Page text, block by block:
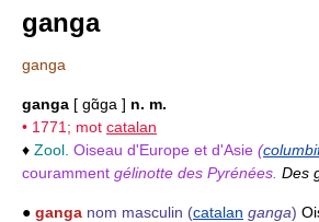
ganga
ganga
ganga [ gɑ̃ga ] n. m.
• 1771; mot catalan
♦ Zool. Oiseau d'Europe et d'Asie (
couramment gélinotte des Pyrénées. Des
● ganga nom masculin (catalan ganga)